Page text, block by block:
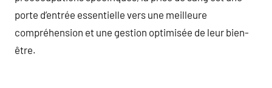
porte d’entrée essentielle vers une meilleure
compréhension et une gestion optimisée de leur bien-
être.